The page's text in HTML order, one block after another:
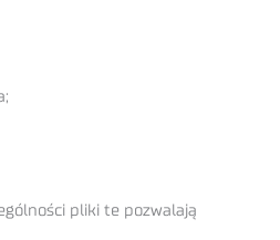
pliki te pozwalają